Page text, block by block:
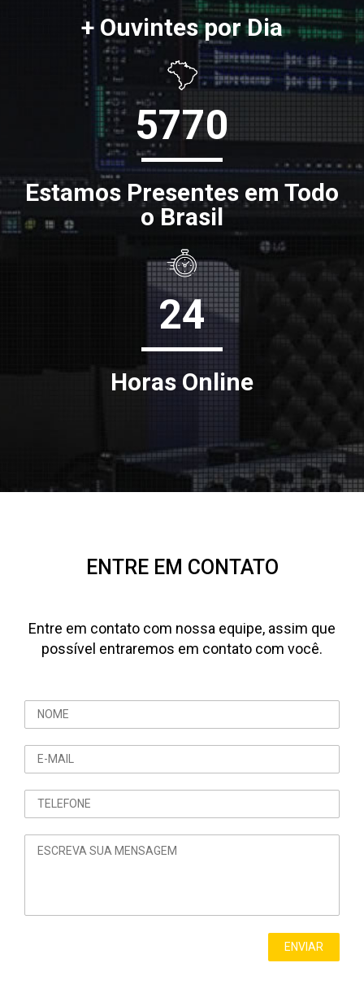
+ Ouvintes por Dia
5770
Estamos Presentes em Todo
o Brasil
24
Horas Online
ENTRE EM CONTATO
Entre em contato com nossa equipe, assim que
possível entraremos em contato com você.